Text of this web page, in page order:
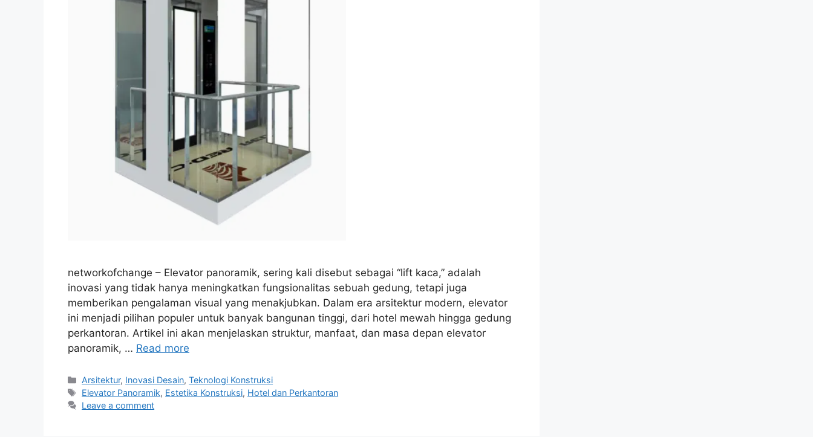
networkofchange – Elevator panoramik, sering kali disebut sebagai “lift kaca,” adalah
inovasi yang tidak hanya meningkatkan fungsionalitas sebuah gedung, tetapi juga
memberikan pengalaman visual yang menakjubkan. Dalam era arsitektur modern, elevator
ini menjadi pilihan populer untuk banyak bangunan tinggi, dari hotel mewah hingga gedung
perkantoran. Artikel ini akan menjelaskan struktur, manfaat, dan masa depan elevator
panoramik, … Read more
Categories
Arsitektur, Inovasi Desain,Teknologi Konstruksi
Tags
Elevator Panoramik, Estetika Konstruksi, Hotel dan Perkantoran
Leave a comment